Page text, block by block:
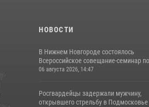
НОВОСТИ
В Нижнем Новгороде состоялось
Всероссийское совещание-семинар
06 августа 2026, 14:47
Росгвардейцы задержали мужчину,
открывшего стрельбу в